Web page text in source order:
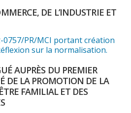
DE L’INDUSTRIE ET
0757/PR/MCI portant création
sur la normalisation.
AUPRÈS DU PREMIER
DE LA PROMOTION DE LA
FAMILIAL ET DES